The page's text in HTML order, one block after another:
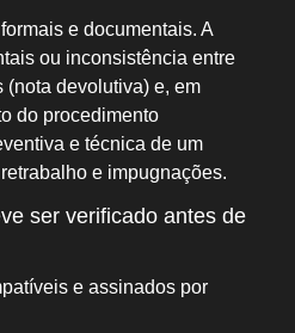
e documentais. A
ou inconsistência entre
devolutiva) e, em
do procedimento
e técnica de um
e impugnações.
ser verificado antes de
e assinados por